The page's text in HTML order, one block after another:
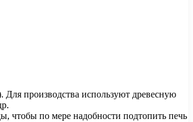
Для производства используют древесную
чтобы по мере надобности подтопить печь